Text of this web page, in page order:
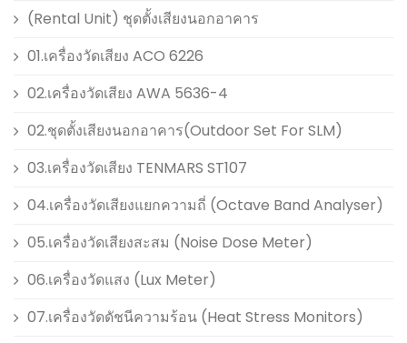
(Rental Unit) ชุดตั้งเสียงนอกอาคาร
01.เครื่องวัดเสียง ACO 6226
02.เครื่องวัดเสียง AWA 5636-4
02.ชุดตั้งเสียงนอกอาคาร(Outdoor Set For SLM)
03.เครื่องวัดเสียง TENMARS ST107
04.เครื่องวัดเสียงแยกความถี่ (Octave Band Analyser)
05.เครื่องวัดเสียงสะสม (Noise Dose Meter)
06.เครื่องวัดแสง (Lux Meter)
07.เครื่องวัดดัชนีความร้อน (Heat Stress Monitors)